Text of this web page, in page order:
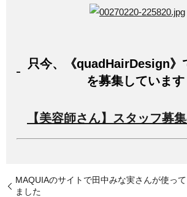
只今、《quadHairDesign》
を募集しています
【美容師さん】スタッフ募
MAQUIAのサイトで田中みな実さんが使っ
ました